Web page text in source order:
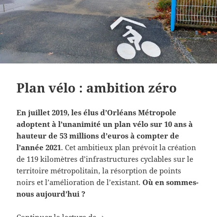
Plan vélo : ambition zéro
En juillet 2019, les élus d’Orléans Métropole
adoptent à l’unanimité un plan vélo sur 10 ans à
hauteur de 53 millions d’euros à compter de
l’année 2021. Cet ambitieux plan prévoit la création
de 119 kilomètres d’infrastructures cyclables sur le
territoire métropolitain, la résorption de points
noirs et l’amélioration de l’existant.Où en sommes-
nous aujourd’hui ?